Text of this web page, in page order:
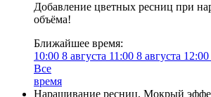
Добавление цветных ресниц при
объёма!
Ближайшее время:
10:00 8 августа 11:00 8 августа 12:00
Все
время
Наращивание ресниц, Мокрый